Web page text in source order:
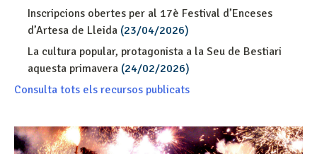
Inscripcions obertes per al 17è Festival d’Enceses
d’Artesa de Lleida (23/04/2026)
La cultura popular, protagonista a la Seu de Bestiari
aquesta primavera (24/02/2026)
Consulta tots els recursos publicats